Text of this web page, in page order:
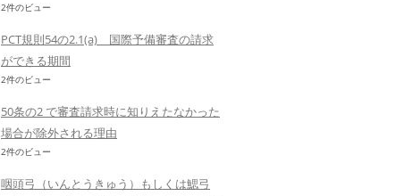
2件のビュー
PCT規則54の2.1(a) 国際予備審査の請求
ができる期間
2件のビュー
50条の2 で審査請求時に知りえたなかった
場合が除外される理由
2件のビュー
咽頭弓（いんとうきゅう）もしくは鰓弓